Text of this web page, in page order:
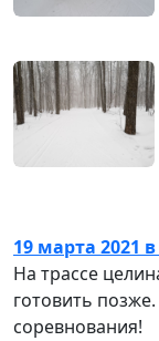
19 марта 2021 в
На трассе
готовить
соревнования!